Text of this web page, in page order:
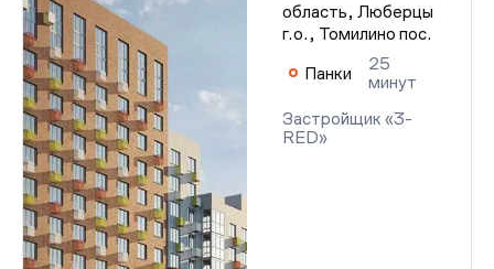
область, Люберцы
г.о., Томилино пос.
Панки
25
минут
Застройщик «3-
RED»